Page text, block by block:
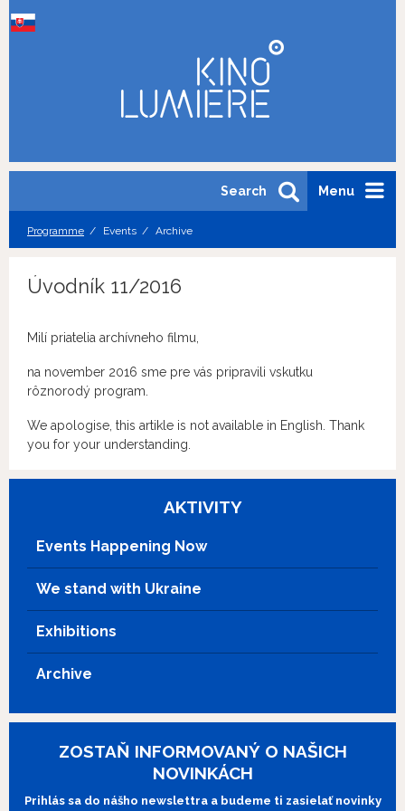
Menu
Search
Programme Events Archive
Úvodník 11/2016
Milí priatelia archívneho filmu,
na november 2016 sme pre vás pripravili vskutku
rôznorodý program.
We apologise, this artikle is not available in English. Thank
you for your understanding.
AKTIVITY
Events Happening Now
We stand with Ukraine
Exhibitions
Archive
ZOSTAŇ INFORMOVANÝ O NAŠICH
NOVINKÁCH
Prihlás sa do nášho newslettra a budeme ti zasielať novinky